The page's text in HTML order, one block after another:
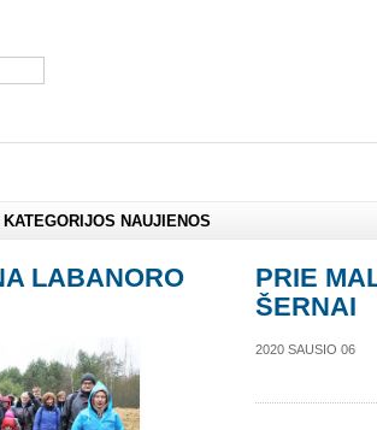
NAUJIENOS
LABANORO
PRIE
ŠERNAI
2020 SAUSIO 06